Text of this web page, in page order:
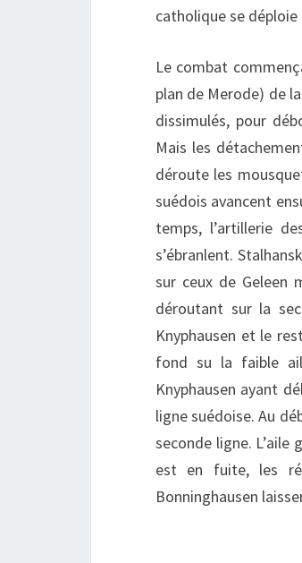
catholique se
Le combat
plan de Merode) de
dissimulés, pour
Mais les
déroute les
suédois avancent
temps, l’artillerie
s’ébranlent.
sur ceux de Geleen
déroutant sur la
Knyphausen et le
fond su la faible
Knyphausen ayant
ligne suédoise. Au
seconde ligne. L’aile
est en fuite, les
Bonninghausen